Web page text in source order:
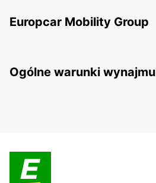
Europcar Mobility Group
Ogólne warunki wynajmu